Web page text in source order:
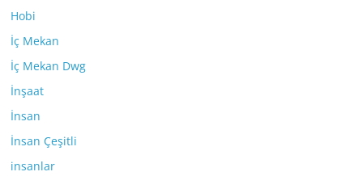
Hobi
İç Mekan
İç Mekan Dwg
İnşaat
İnsan
İnsan Çeşitli
insanlar